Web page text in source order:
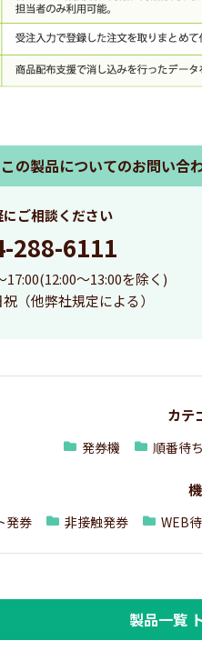
この製品についてのお問い合
ご相談ください
288-6111
17:00(12:00～13:00を除く)
（他弊社規定による）
カテ
発券機 順番待
発券 非接触発券 WEB
製品一覧